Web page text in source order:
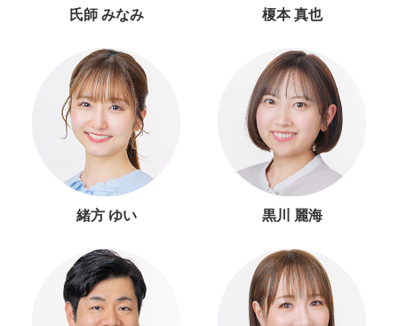
氏師 みなみ 榎本 真也
緒方 ゆい 黒川 麗海